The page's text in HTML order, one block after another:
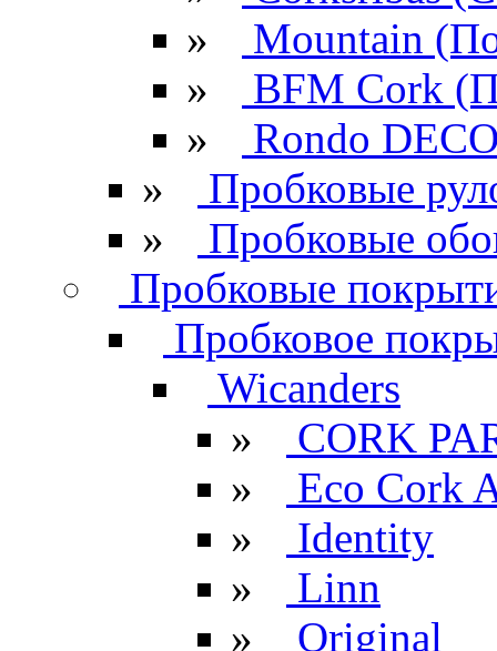
»
Mountain
»
BFM Cork
»
Rondo
»
Пробковые
»
Пробковые
Пробковые
Пробковое
Wicanders
»
CORK
»
Eco Cork
»
Identity
»
Linn
»
Original